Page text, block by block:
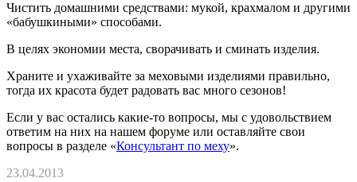
Чистить домашними средствами: мукой, крахмалом и другими
«бабушкиными» способами.
В целях экономии места, сворачивать и сминать изделия.
Храните и ухаживайте за меховыми изделиями правильно,
тогда их красота будет радовать вас много сезонов!
Если у вас остались какие-то вопросы, мы с удовольствием
ответим на них на нашем форуме или оставляйте свои
вопросы в разделе «Консультант по меху».
23.04.2013